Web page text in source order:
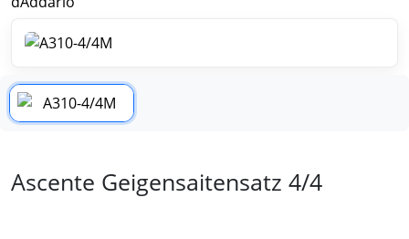
Ascente Geigensaitensatz 4/4